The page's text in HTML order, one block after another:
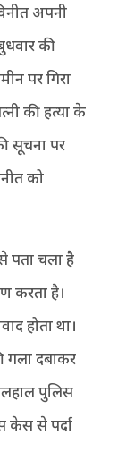
अपनी
की
पर गिरा
की हत्या के
सूचना पर
को
पता चला है
करता है।
होता था।
गला दबाकर
पुलिस
केस से पर्दा